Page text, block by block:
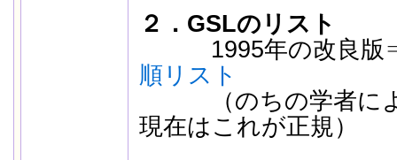
２．GSLのリスト
1995年の改良版
順リスト
（のちの学者によ
現在はこれが正規）